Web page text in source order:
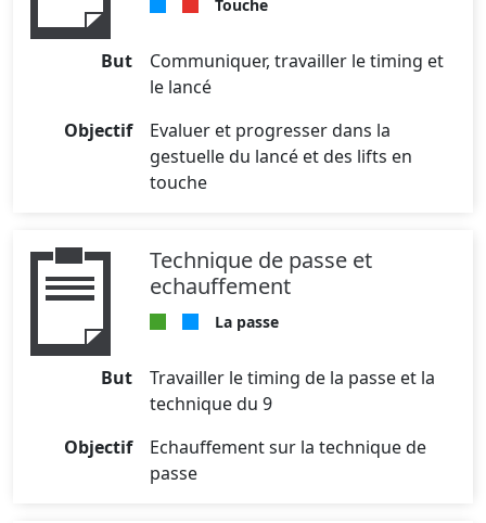
Touche
But
Communiquer, travailler le timing et
le lancé
Objectif
Evaluer et progresser dans la
gestuelle du lancé et des lifts en
touche
Technique de passe et
echauffement
La passe
But
Travailler le timing de la passe et la
technique du 9
Objectif
Echauffement sur la technique de
passe